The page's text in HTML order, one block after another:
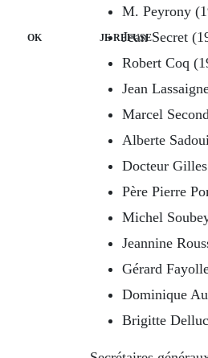
M. Peyrony
Jean Secret
Robert Coq
Jean
Marcel
Alberte
Docteur
Père Pierre
Michel
Jeannine
Gérard
Dominique
Brigitte
OK JE REFUSE